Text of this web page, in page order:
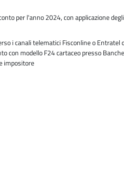
per l'anno 2024, con applicazione
i canali telematici Fisconline o Entratel
modello F24 cartaceo presso
impositore